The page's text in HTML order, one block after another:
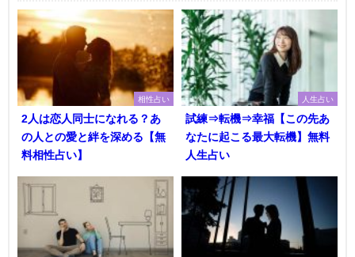
相性占い
2人は恋人同士になれる？あ
の人との愛と絆を深める【無
料相性占い】
人生占い
試練⇒転機⇒幸福【この先あ
なたに起こる最大転機】無料
人生占い